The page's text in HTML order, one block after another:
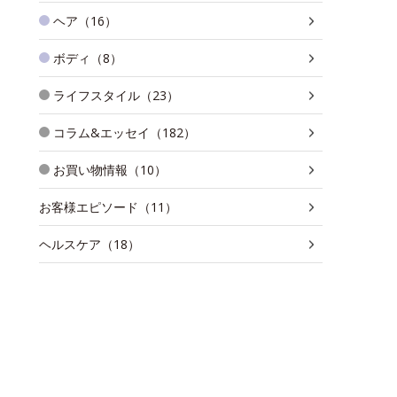
ヘア（16）
ボディ（8）
ライフスタイル（23）
コラム&エッセイ（182）
お買い物情報（10）
お客様エピソード（11）
ヘルスケア（18）